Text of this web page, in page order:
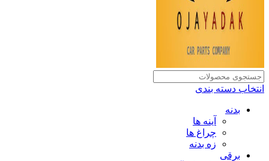
انتخاب دسته بندی
بدنه
آینه ها
چراغ ها
زه بدنه
برقی